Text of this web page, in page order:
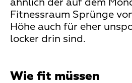
ähnlich der auf dem
Fitnessraum Sprünge
Höhe auch für eher
locker drin sind.
Wie fit müssen